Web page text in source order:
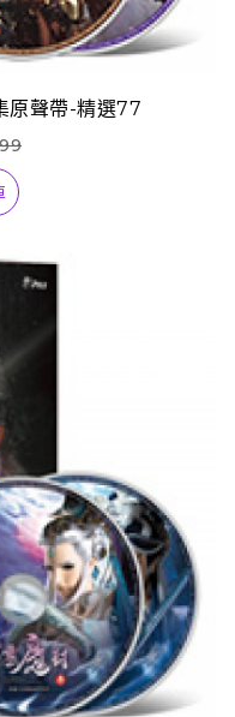
原聲帶-精選77